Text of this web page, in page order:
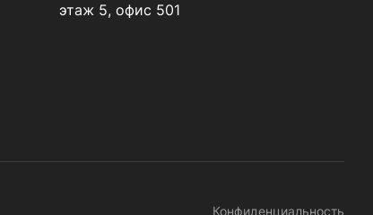
этаж 5, офис 501
Конфиденциальность